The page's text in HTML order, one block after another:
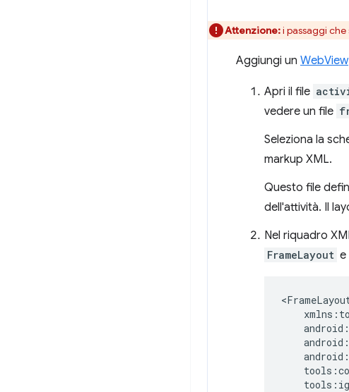
Attenzione:i passaggi
Aggiungi un WebView
Apri il file
vedere un file
Seleziona la
markup XML.
Questo file
dell'attività. Il
Nel riquadro
FrameLayout e